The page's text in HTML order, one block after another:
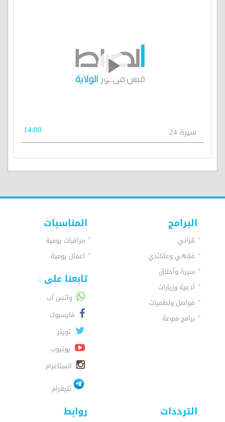
سيرة 24 14:00
البرامج
قراني
فقهي وعقائدي
سيرة وأخلاق
أدعية وزيارات
فواصل ولطميات
برامج منوعة
المناسبات
مراقبات يومية
اعمال يومية
تابعنا على :
واتس آب
فايسبوك
تويتر
يوتيوب
انستاغرام
تليغرام
الترددات روابط